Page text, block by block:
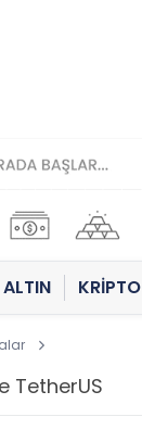
ALTIN KRİPTO